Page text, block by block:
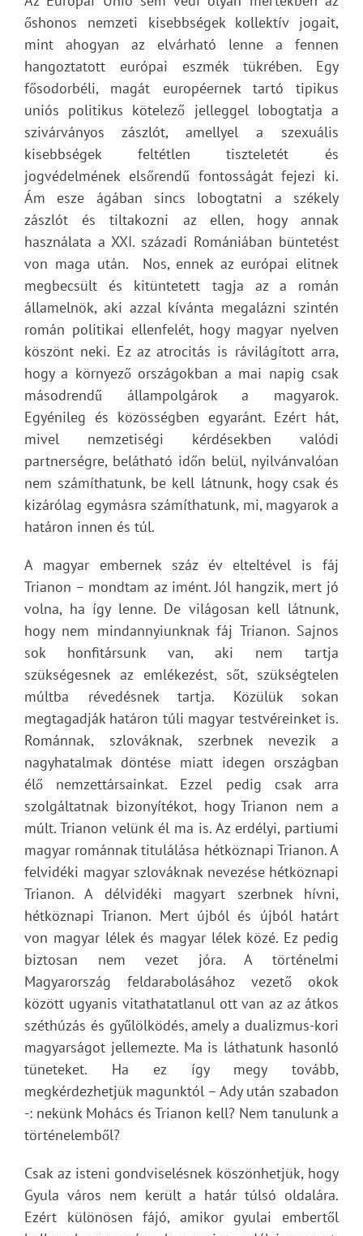
őshonos nemzeti kisebbségek kollektív jogait,
mint ahogyan az elvárható lenne a fennen
hangoztatott európai eszmék tükrében. Egy
fősodorbéli, magát européernek tartó tipikus
uniós politikus kötelező jelleggel lobogtatja a
szivárványos zászlót, amellyel a szexuális
kisebbségek feltétlen tiszteletét és
jogvédelmének elsőrendű fontosságát fejezi ki.
Ám esze ágában sincs lobogtatni a székely
zászlót és tiltakozni az ellen, hogy annak
használata a XXI. századi Romániában büntetést
von maga után. Nos, ennek az európai elitnek
megbecsült és kitüntetett tagja az a román
államelnök, aki azzal kívánta megalázni szintén
román politikai ellenfelét, hogy magyar nyelven
köszönt neki. Ez az atrocitás is rávilágított arra,
hogy a környező országokban a mai napig csak
másodrendű állampolgárok a magyarok.
Egyénileg és közösségben egyaránt. Ezért hát,
mivel nemzetiségi kérdésekben valódi
partnerségre, belátható időn belül, nyilvánvalóan
nem számíthatunk, be kell látnunk, hogy csak és
kizárólag egymásra számíthatunk, mi, magyarok a
határon innen és túl.
A magyar embernek száz év elteltével is fáj
Trianon – mondtam az imént. Jól hangzik, mert jó
volna, ha így lenne. De világosan kell látnunk,
hogy nem mindannyiunknak fáj Trianon. Sajnos
sok honfitársunk van, aki nem tartja
szükségesnek az emlékezést, sőt, szükségtelen
múltba révedésnek tartja. Közülük sokan
megtagadják határon túli magyar testvéreinket is.
Románnak, szlováknak, szerbnek nevezik a
nagyhatalmak döntése miatt idegen országban
élő nemzettársainkat. Ezzel pedig csak arra
szolgáltatnak bizonyítékot, hogy Trianon nem a
múlt. Trianon velünk él ma is. Az erdélyi, partiumi
magyar románnak titulálása hétköznapi Trianon. A
felvidéki magyar szlováknak nevezése hétköznapi
Trianon. A délvidéki magyart szerbnek hívni,
hétköznapi Trianon. Mert újból és újból határt
von magyar lélek és magyar lélek közé. Ez pedig
biztosan nem vezet jóra. A történelmi
Magyarország feldarabolásához vezető okok
között ugyanis vitathatatlanul ott van az az átkos
széthúzás és gyűlölködés, amely a dualizmus-kori
magyarságot jellemezte. Ma is láthatunk hasonló
tüneteket. Ha ez így megy tovább,
megkérdezhetjük magunktól – Ady után szabadon
-: nekünk Mohács és Trianon kell? Nem tanulunk a
történelemből?
Csak az isteni gondviselésnek köszönhetjük, hogy
Gyula város nem került a határ túlsó oldalára.
Ezért különösen fájó, amikor gyulai embertől